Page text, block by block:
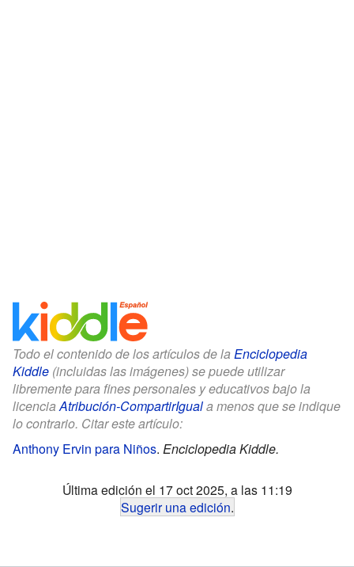
Todo el contenido de los artículos de la Enciclopedia
Kiddle (incluidas las imágenes) se puede utilizar
libremente para fines personales y educativos bajo la
licenciaAtribución-CompartirIguala menos que se indique
lo contrario. Citar este artículo:
Anthony Ervin para Niños. Enciclopedia Kiddle.
Última edición el 17 oct 2025, a las 11:19
Sugerir una edición.